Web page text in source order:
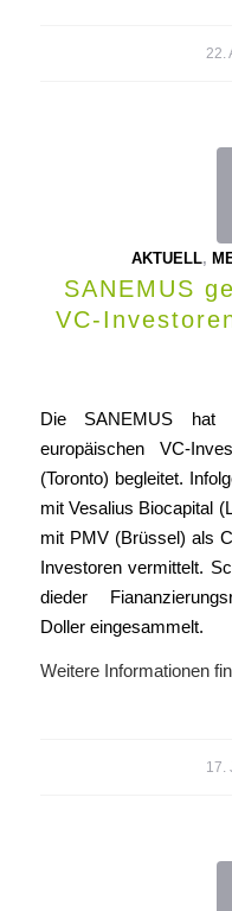
22.
AKTUELL,
SANEMUS
VC-
Die SANEMUS hat
europäischen VC-
(Toronto) begleitet.
mit Vesalius Biocapital
mit PMV (Brüssel) als
Investoren vermittelt.
dieder
Doller eingesammelt.
Weitere Informationen
17.